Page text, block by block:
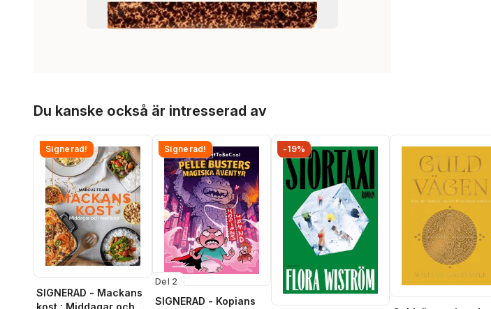
Du kanske också är intresserad av
Signerad!
SIGNERAD - Mackans
Signerad!
Del 2
SIGNERAD - Kopians
-19%